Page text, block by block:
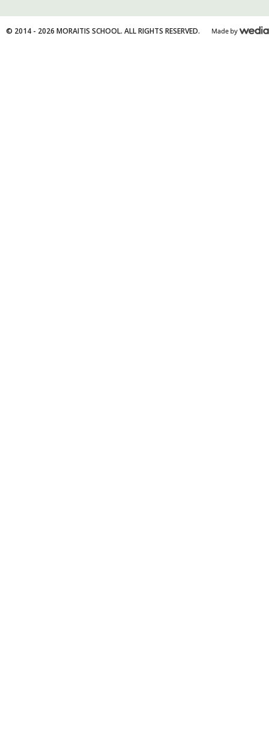
© 2014 - 2026 MORAITIS SCHOOL. ALL RIGHTS RESERVED.